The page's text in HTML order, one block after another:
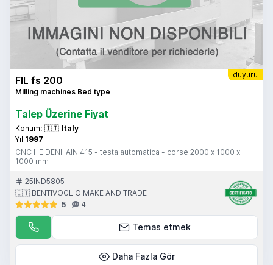
duyuru
FIL fs 200
Milling machines Bed type
Talep Üzerine Fiyat
Konum: 🇮🇹 Italy
Yıl 1997
CNC HEIDENHAIN 415 - testa automatica - corse 2000 x 1000 x
1000 mm
25IND5805
🇮🇹 BENTIVOGLIO MAKE AND TRADE
5
4
Temas etmek
Daha Fazla Gör